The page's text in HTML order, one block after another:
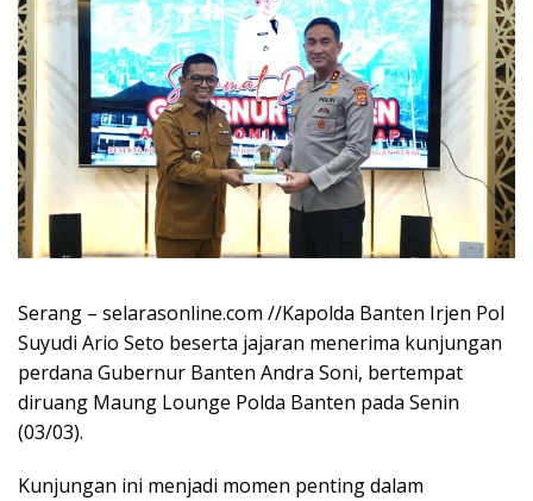
Serang – selarasonline.com //Kapolda Banten Irjen Pol
Suyudi Ario Seto beserta jajaran menerima kunjungan
perdana Gubernur Banten Andra Soni, bertempat
diruang Maung Lounge Polda Banten pada Senin
(03/03).
Kunjungan ini menjadi momen penting dalam